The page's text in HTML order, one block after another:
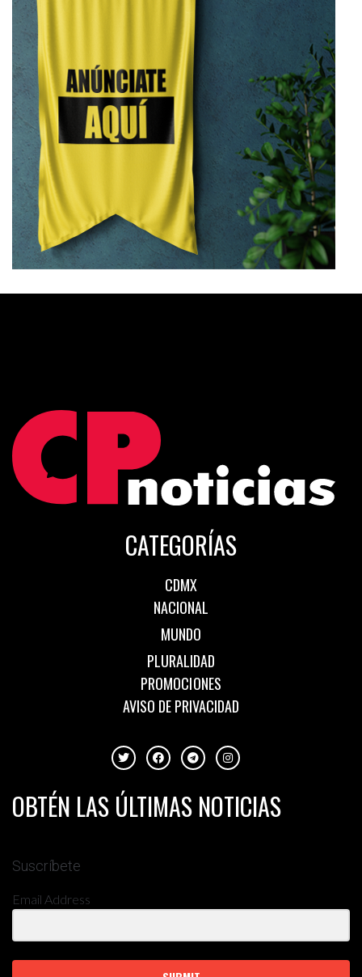
CATEGORÍAS
CDMX
NACIONAL
MUNDO
PLURALIDAD
PROMOCIONES
AVISO DE PRIVACIDAD
OBTÉN LAS ÚLTIMAS NOTICIAS
Suscríbete
Email Address